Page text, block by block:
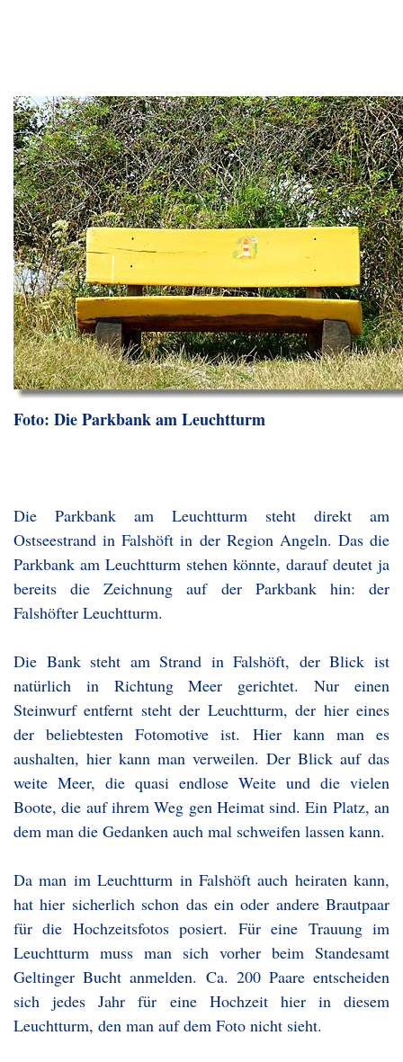
Foto: Die Parkbank am Leuchtturm
Die Parkbank am Leuchtturm steht direkt am
Ostseestrand in Falshöft in der Region Angeln. Das die
Parkbank am Leuchtturm stehen könnte, darauf deutet ja
bereits die Zeichnung auf der Parkbank hin: der
Falshöfter Leuchtturm.
Die Bank steht am Strand in Falshöft, der Blick ist
natürlich in Richtung Meer gerichtet. Nur einen
Steinwurf entfernt steht der Leuchtturm, der hier eines
der beliebtesten Fotomotive ist. Hier kann man es
aushalten, hier kann man verweilen. Der Blick auf das
weite Meer, die quasi endlose Weite und die vielen
Boote, die auf ihrem Weg gen Heimat sind. Ein Platz, an
dem man die Gedanken auch mal schweifen lassen kann.
Da man im Leuchtturm in Falshöft auch heiraten kann,
hat hier sicherlich schon das ein oder andere Brautpaar
für die Hochzeitsfotos posiert. Für eine Trauung im
Leuchtturm muss man sich vorher beim Standesamt
Geltinger Bucht anmelden. Ca. 200 Paare entscheiden
sich jedes Jahr für eine Hochzeit hier in diesem
Leuchtturm, den man auf dem Foto nicht sieht.